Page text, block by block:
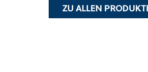
ZU ALLEN